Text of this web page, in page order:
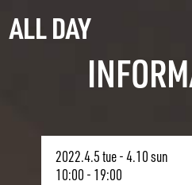
ALL DAY
2022.4.5 tue - 4.10 sun
10:00 - 19:00